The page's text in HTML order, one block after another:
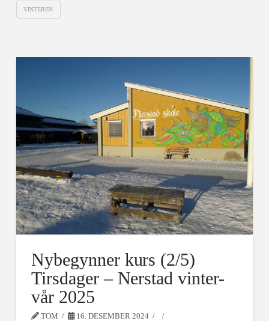
VINTEREN
Nybegynner kurs (2/5)
Tirsdager – Nerstad vinter-
vår 2025
TOM 16. DESEMBER 2024